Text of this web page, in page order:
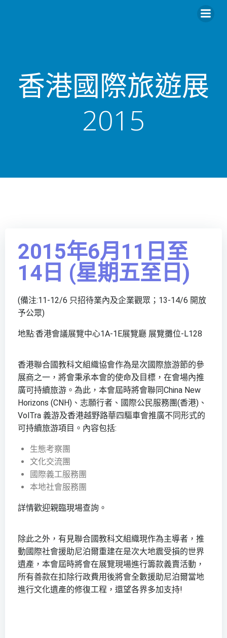
香港國際旅遊展
2015
2015年6月11日至
14日 (星期五至日)
(備注:11-12/6 只招待業內及企業觀眾；13-14/6 開放
予公眾)
地點:香港會議展覽中心1A-1E展覽廳 展覽攤位-L128
香港聯合國教科文組織協會作為是次國際旅游節的參
展商之一，將會秉承本會的使命及目標，在會場內推
廣可持續旅游。為此，本會屆時將會聯同China New
Horizons (CNH)、志願行者、國際公民服務團(香港)、
VolTra 義游及香港越野路華四驅車會推廣不同形式的
可持續旅游項目。內容包括:
生態考察團
文化交流團
國際義工服務團
本地社會服務團
詳情歡迎親臨現場查詢。
除此之外，有見聯合國教科文組織現作為主導者，推
動國際社會援助尼泊爾重建在是次大地震受損的世界
遺產，本會屆時將會在展覽現場進行籌款義賣活動，
所有善款在扣除行政費用後將會全數援助尼泊爾當地
進行文化遺產的修復工程，還望各界多加支持!